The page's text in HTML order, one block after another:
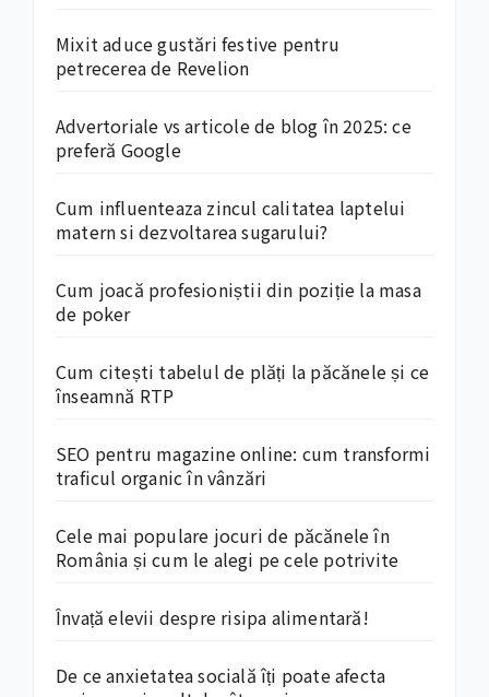
Mixit aduce gustări festive pentru
petrecerea de Revelion
Advertoriale vs articole de blog în 2025: ce
preferă Google
Cum influenteaza zincul calitatea laptelui
matern si dezvoltarea sugarului?
Cum joacă profesioniștii din poziție la masa
de poker
Cum citești tabelul de plăți la păcănele și ce
înseamnă RTP
SEO pentru magazine online: cum transformi
traficul organic în vânzări
Cele mai populare jocuri de păcănele în
România și cum le alegi pe cele potrivite
Învață elevii despre risipa alimentară!
De ce anxietatea socială îți poate afecta